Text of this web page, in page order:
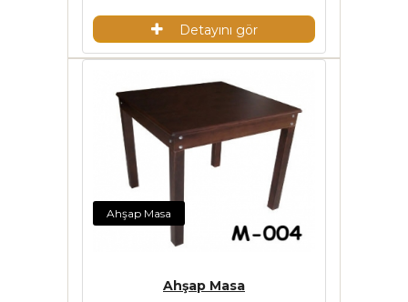
Detayını gör
Ahşap Masa
Ahşap Masa